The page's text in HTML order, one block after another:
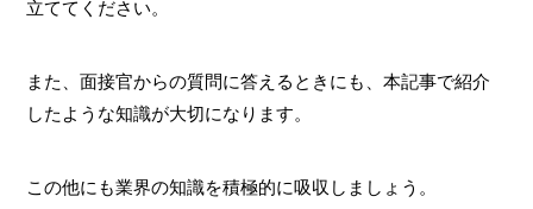
立ててください。
また、面接官からの質問に答えるときにも、本記事で紹介
したような知識が大切になります。
この他にも業界の知識を積極的に吸収しましょう。